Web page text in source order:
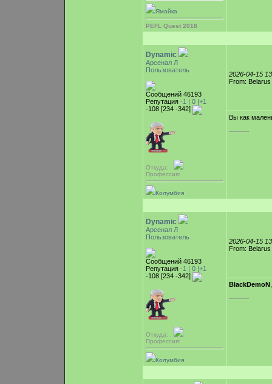
Ямайка
PEFL Quest 2018
Dynamic
Арсенал Л
Пользователь
Сообщений 46193
Репутация -1 | 0 |+1
-108 [234 -342]
Откуда: ,
Профессия:
Колумбия
2026-04-15
From: Belarus
Вы как
-----------
Dynamic
Арсенал Л
Пользователь
Сообщений 46193
Репутация -1 | 0 |+1
-108 [234 -342]
Откуда: ,
Профессия:
Колумбия
2026-04-15
From: Belarus
BlackDemoN
-----------